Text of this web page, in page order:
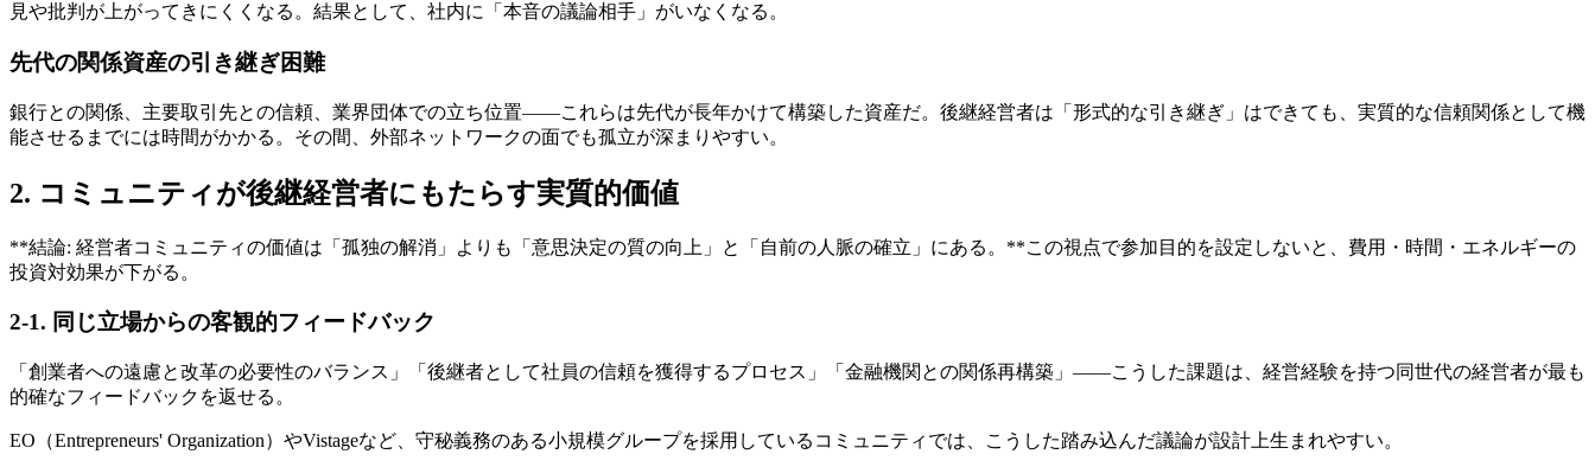
見や批判が上がってきにくくなる。結果として、社内に「本音の議論相手」がいなくなる。
先代の関係資産の引き継ぎ困難
銀行との関係、主要取引先との信頼、業界団体での立ち位置——これらは先代が長年かけて構築した資産だ。後継経営者は「形式的な引き継ぎ」はできても、実質的な信頼関係として機
能させるまでには時間がかかる。その間、外部ネットワークの面でも孤立が深まりやすい。
2. コミュニティが後継経営者にもたらす実質的価値
**結論: 経営者コミュニティの価値は「孤独の解消」よりも「意思決定の質の向上」と「自前の人脈の確立」にある。**この視点で参加目的を設定しないと、費用・時間・エネルギーの
投資対効果が下がる。
2-1. 同じ立場からの客観的フィードバック
「創業者への遠慮と改革の必要性のバランス」「後継者として社員の信頼を獲得するプロセス」「金融機関との関係再構築」——こうした課題は、経営経験を持つ同世代の経営者が最も
的確なフィードバックを返せる。
EO（Entrepreneurs' Organization）やVistageなど、守秘義務のある小規模グループを採用しているコミュニティでは、こうした踏み込んだ議論が設計上生まれやすい。